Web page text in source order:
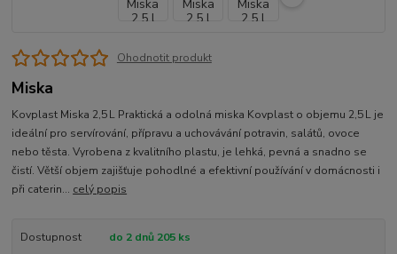
Ohodnotit produkt
Miska
Kovplast Miska 2,5 L Praktická a odolná miska Kovplast o objemu 2,5 L je
ideální pro servírování, přípravu a uchovávání potravin, salátů, ovoce
nebo těsta. Vyrobena z kvalitního plastu, je lehká, pevná a snadno se
čistí. Větší objem zajišťuje pohodlné a efektivní používání v domácnosti i
při caterin... celý popis
Dostupnost
do 2 dnů 205 ks